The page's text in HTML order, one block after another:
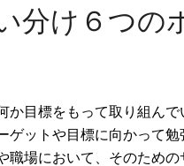
分け６つの
か目標をもって取り組ん
ゲットや目標に向かって
職場において、そのため